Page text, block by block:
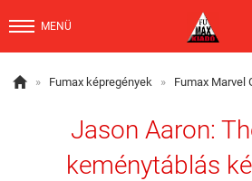
MENÜ
 » Fumax képregények » Fumax Marvel
Jason Aaron:
keménytáblás